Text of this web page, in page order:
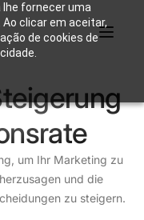
fornecer uma
clicar em aceitar,
de cookies de
sind
Sie Kontakt auf
um Ihr Marketing zu
und die
zu steigern.